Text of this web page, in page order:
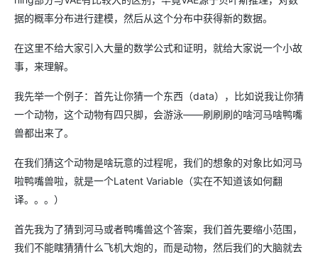
据的概率分布进行建模，然后从这个分布中获得新的数据。
在这里不给大家引入大量的数学公式和证明，就给大家说一个小故
事，来理解。
我先举一个例子：首先让你猜一个东西（data），比如说我让你猜
一个动物，这个动物有四只脚，会游泳——刷刷刷的啥河马啥鸭嘴
兽都出来了。
在我们猜这个动物是啥玩意的过程呢，我们的想象的对象比如河马
啦鸭嘴兽啦，就是一个Latent Variable（实在不知道该如何翻
译。。。）
首先我为了猜到河马或者鸭嘴兽这个答案，我们首先要缩小范围，
我们不能瞎猜猜什么飞机大炮的，而是动物，然后我们的大脑就去